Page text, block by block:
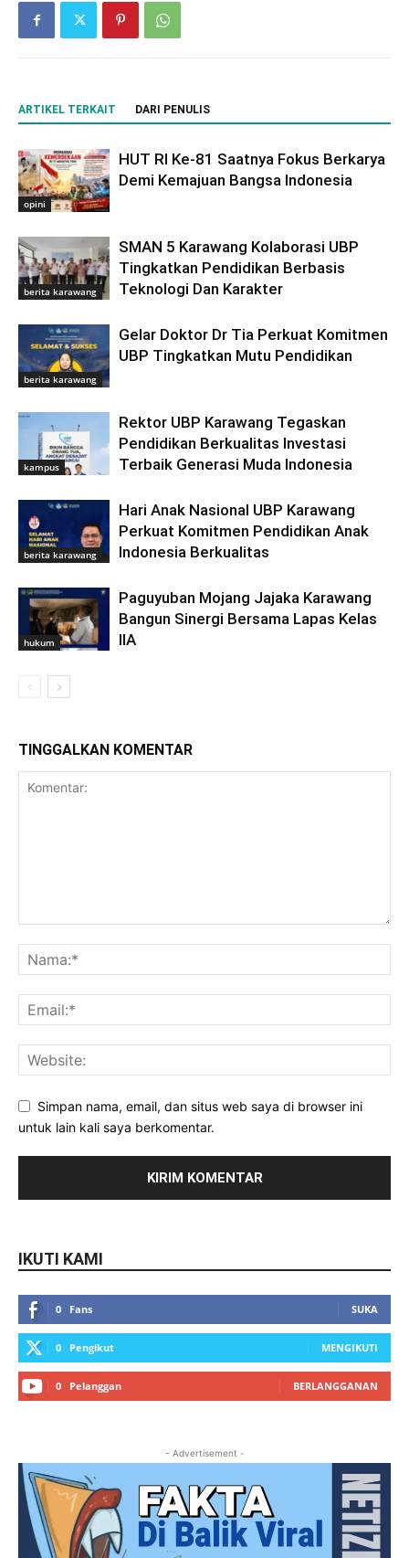
ARTIKEL TERKAIT DARI PENULIS
opini
HUT RI Ke-81 Saatnya Fokus Berkarya
Demi Kemajuan Bangsa Indonesia
berita karawang
SMAN 5 Karawang Kolaborasi UBP
Tingkatkan Pendidikan Berbasis
Teknologi Dan Karakter
berita karawang
Gelar Doktor Dr Tia Perkuat Komitmen
UBP Tingkatkan Mutu Pendidikan
kampus
Rektor UBP Karawang Tegaskan
Pendidikan Berkualitas Investasi
Terbaik Generasi Muda Indonesia
berita karawang
Hari Anak Nasional UBP Karawang
Perkuat Komitmen Pendidikan Anak
Indonesia Berkualitas
hukum
Paguyuban Mojang Jajaka Karawang
Bangun Sinergi Bersama Lapas Kelas
IIA
TINGGALKAN KOMENTAR
Simpan nama, email, dan situs web saya di browser ini
untuk lain kali saya berkomentar.
IKUTI KAMI
0 Fans SUKA
0 Pengikut MENGIKUTI
0 Pelanggan BERLANGGANAN
- Advertisement -